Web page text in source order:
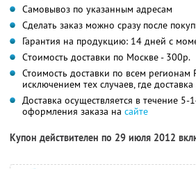
Самовывоз по указанным адресам
Сделать заказ можно сразу после
Гарантия на продукцию: 14 дней с
Cтоимость доставки по Москве - 300р.
Стоимость доставки по всем регионам
исключением тех случаев, где
Доставка осуществляется в течение
оформления заказа на сайте
Купон действителен по 29 июля 2012